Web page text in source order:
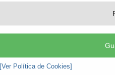
[Ver Política de Cookies]